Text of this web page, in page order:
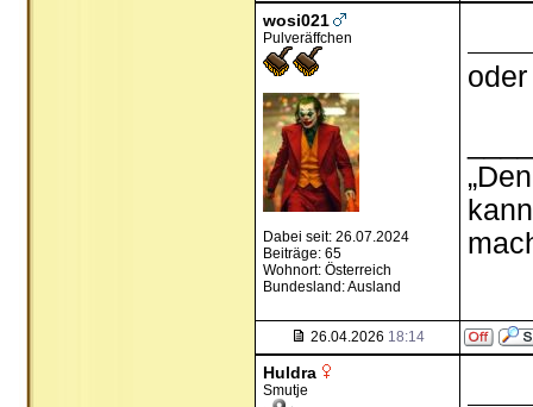
wosi021
Pulveräffchen
Dabei seit: 26.07.2024
Beiträge: 65
Wohnort: Österreich
Bundesland: Ausland
26.04.2026 18:14
Huldra
Smutje